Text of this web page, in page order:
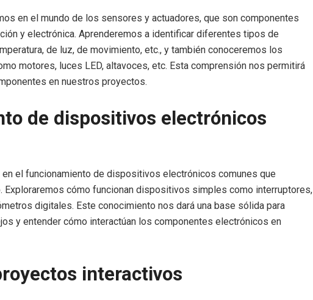
en el mundo de los sensores y actuadores, que son componentes
y electrónica. Aprenderemos a identificar diferentes tipos de
de luz, de movimiento, etc., y también conoceremos los
motores, luces LED, altavoces, etc. Esta comprensión nos permitirá
en nuestros proyectos.
de dispositivos electrónicos
en el funcionamiento de dispositivos electrónicos comunes que
Exploraremos cómo funcionan dispositivos simples como interruptores,
digitales. Este conocimiento nos dará una base sólida para
y entender cómo interactúan los componentes electrónicos en
interactivos